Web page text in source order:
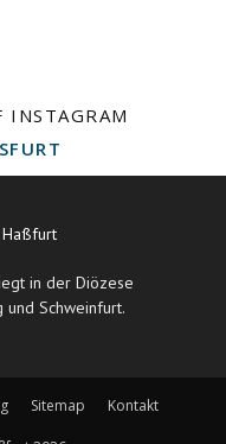
INSTAGRAM
in der Diözese
und Schweinfurt.
Sitemap Kontakt